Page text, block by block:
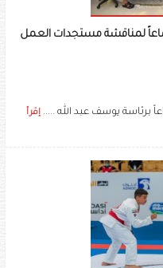
لمناقشة مستجدات العمل
برئاسة يوسف عبد الله ..... إقرأ